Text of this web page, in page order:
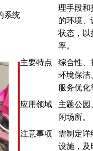
系统
理手段和
的环境、
状态，以
率。
主要特点
综合性、
环境保洁
服务优化
应用领域
主题公园
闲场所。
注意事项
需制定详
设施，及